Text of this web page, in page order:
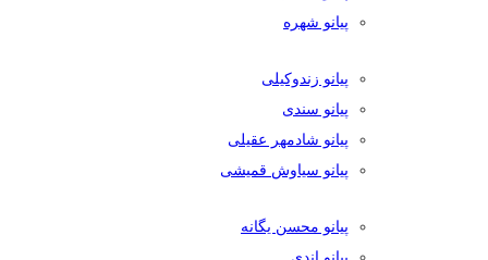
پیانو شهره
پیانو زندوکیلی
پیانو سندی
پیانو شادمهر عقیلی
پیانو سیاوش قمیشی
پیانو محسن یگانه